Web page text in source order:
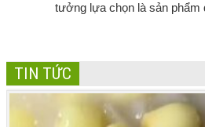
tưởng lựa chọn là sản phẩm
TIN TỨC